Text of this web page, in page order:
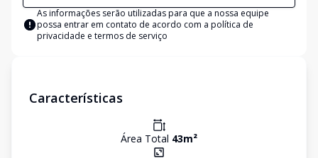
As informações serão utilizadas para que a nossa equipe
possa entrar em contato de acordo com a política de
privacidade e termos de serviço
Características
Área Total 43m²